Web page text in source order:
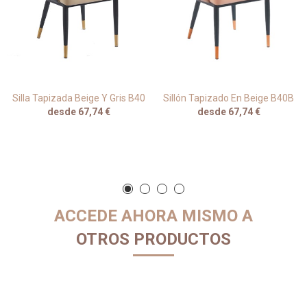
Silla Tapizada Beige Y Gris B40
desde 67,74 €
Sillón Tapizado En Beige B40B
desde 67,74 €
ACCEDE AHORA MISMO A
OTROS PRODUCTOS